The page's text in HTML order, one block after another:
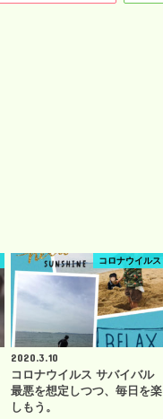
コロナウイルス
2020.3.10
コロナウイルス サバイバル
最悪を想定しつつ、毎日を楽
しもう。